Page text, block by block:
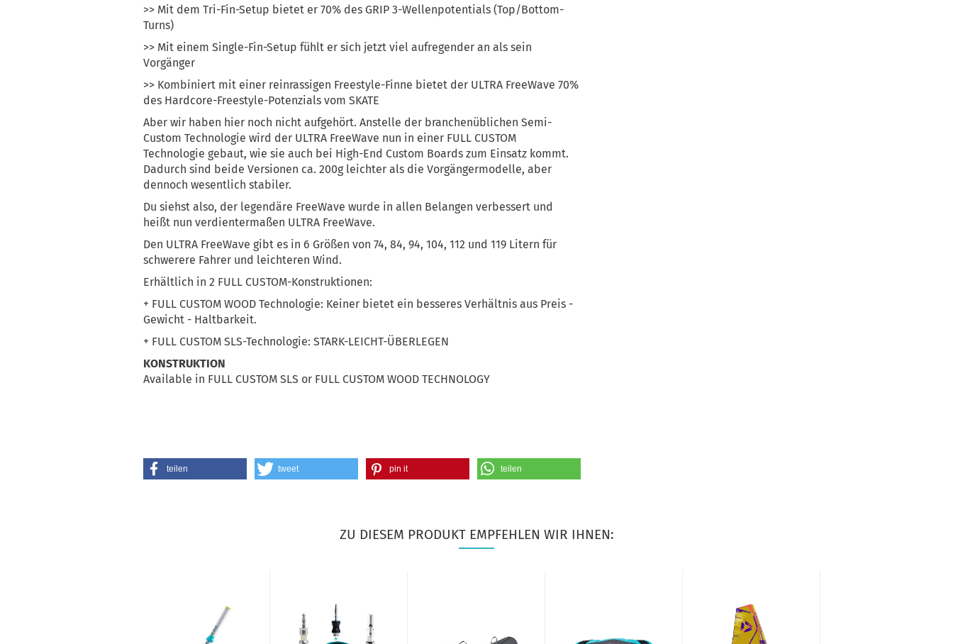
>> Mit dem Tri-Fin-Setup bietet er 70% des GRIP 3-Wellenpotentials (Top/Bottom-
Turns)
>> Mit einem Single-Fin-Setup fühlt er sich jetzt viel aufregender an als sein
Vorgänger
>> Kombiniert mit einer reinrassigen Freestyle-Finne bietet der ULTRA FreeWave 70%
des Hardcore-Freestyle-Potenzials vom SKATE
Aber wir haben hier noch nicht aufgehört. Anstelle der branchenüblichen Semi-
Custom Technologie wird der ULTRA FreeWave nun in einer FULL CUSTOM
Technologie gebaut, wie sie auch bei High-End Custom Boards zum Einsatz kommt.
Dadurch sind beide Versionen ca. 200g leichter als die Vorgängermodelle, aber
dennoch wesentlich stabiler.
Du siehst also, der legendäre FreeWave wurde in allen Belangen verbessert und
heißt nun verdientermaßen ULTRA FreeWave.
Den ULTRA FreeWave gibt es in 6 Größen von 74, 84, 94, 104, 112 und 119 Litern für
schwerere Fahrer und leichteren Wind.
Erhältlich in 2 FULL CUSTOM-Konstruktionen:
+ FULL CUSTOM WOOD Technologie: Keiner bietet ein besseres Verhältnis aus Preis -
Gewicht - Haltbarkeit.
+ FULL CUSTOM SLS-Technologie: STARK-LEICHT-ÜBERLEGEN
KONSTRUKTION
Available in FULL CUSTOM SLS or FULL CUSTOM WOOD TECHNOLOGY
teilen tweet pin it teilen
ZU DIESEM PRODUKT EMPFEHLEN WIR IHNEN: